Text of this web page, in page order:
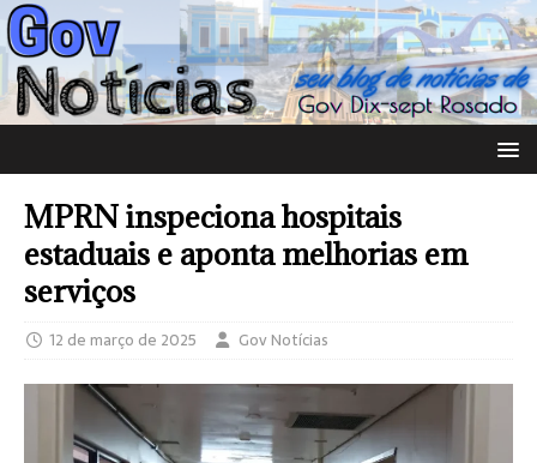
MPRN inspeciona hospitais
estaduais e aponta melhorias em
serviços
12 de março de 2025 Gov Notícias